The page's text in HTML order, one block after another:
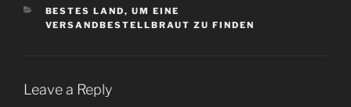
CATEGORIES
BESTES LAND, UM EINE
VERSANDBESTELLBRAUT ZU FINDEN
Leave a Reply